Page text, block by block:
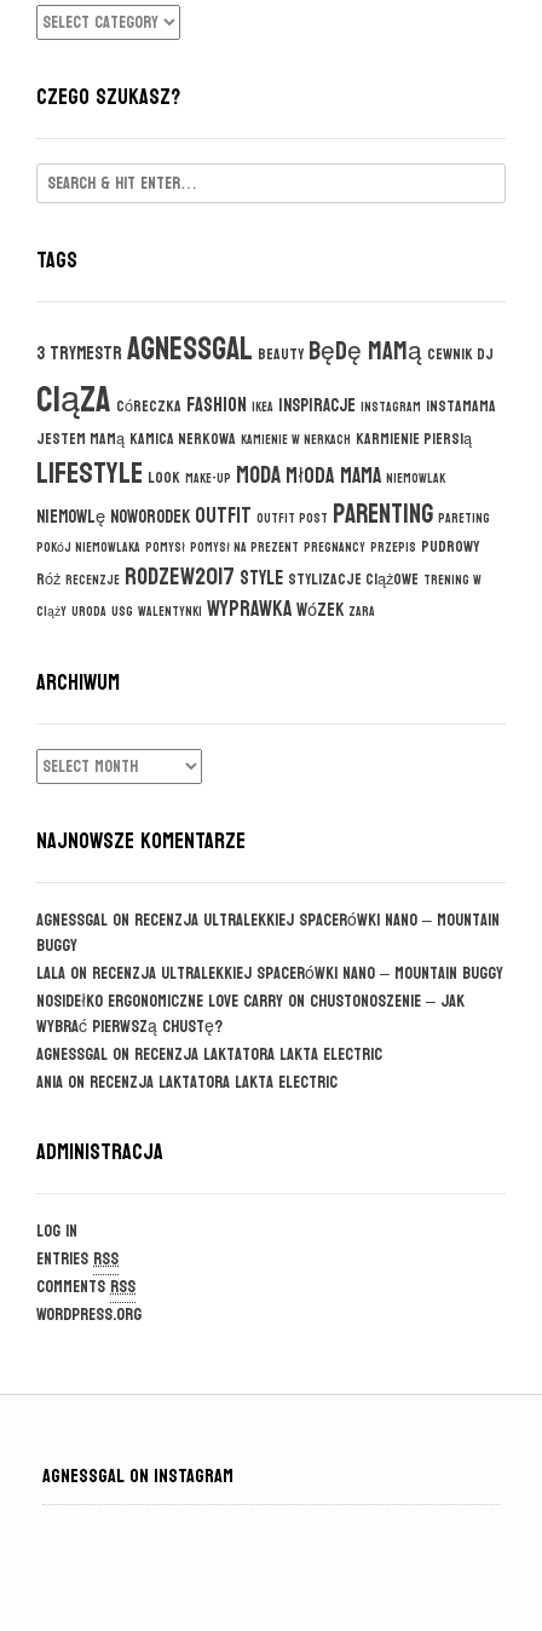
KATEGORIE
CZEGO SZUKASZ?
Tags
3 trymestragnessgal beauty będę mamą cewnik DJ
ciąza córeczka fashion ikea inspiracje instagram instamama
jestem mamą kamica nerkowa kamienie w nerkach karmienie piersią
lifestyle look make-up modamłoda mama niemowlak
niemowlęnoworodekoutfit outfit post parenting pareting
pokój niemowlaka pomysł pomysł na prezent pregnancy przepis pudrowy
róż recenzje rodzew2017 style stylizacje ciążowe trening w
ciąży uroda usg walentynki wyprawkawózek zara
ARCHIWUM
ARCHIWUM
NAJNOWSZE KOMENTARZE
agnessgal on Recenzja ultralekkiej spacerówki Nano – Mountain
Buggy
Lala on Recenzja ultralekkiej spacerówki Nano – Mountain Buggy
Nosidełko ergonomiczne Love Carry on CHUSTONOSZENIE – jak
wybrać pierwszą chustę?
agnessgal on Recenzja laktatora Lakta Electric
Ania on Recenzja laktatora Lakta Electric
Administracja
Log in
EntriesRSS
CommentsRSS
WordPress.org
AGNESSGAL ON INSTAGRAM